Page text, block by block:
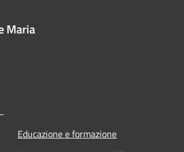
Maria
Educazione e formazione